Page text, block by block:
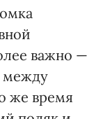
важно —
между
же время